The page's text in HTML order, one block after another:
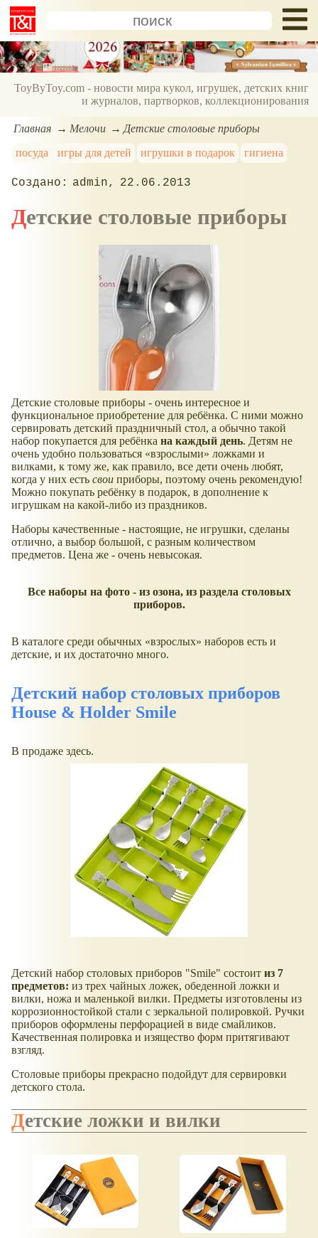
ToyByToy.com - новости мира кукол, игрушек, детских книг
и журналов, партворков, коллекционирования
Главная Мелочи
Детские столовые приборы
посуда
игры для детей игрушки в подарок гигиена
admin 22.06.2013
Детские столовые приборы
Детские столовые приборы - очень интересное и
функциональное приобретение для ребёнка. С ними можно
сервировать детский праздничный стол, а обычно такой
набор покупается для ребёнка на каждый день. Детям не
очень удобно пользоваться
взрослыми
ложками и
вилками, к тому же, как правило, все дети очень любят,
когда у них есть свои приборы, поэтому очень рекомендую!
Можно покупать ребёнку в подарок, в дополнение к
игрушкам на какой-либо из праздников.
Наборы качественные - настоящие, не игрушки, сделаны
отлично, а выбор большой, с разным количеством
предметов. Цена же - очень невысокая.
Все наборы на фото - из озона, из раздела столовых
приборов.
В каталоге среди обычных взрослых
наборов есть и
детские, и их достаточно много.
Детский набор столовых приборов
House & Holder Smile
В продаже здесь.
Детский набор столовых приборов "Smile" состоит из 7
предметов: из трех чайных ложек, обеденной ложки и
вилки, ножа и маленькой вилки. Предметы изготовлены из
коррозионностойкой стали с зеркальной полировкой. Ручки
приборов оформлены перфорацией в виде смайликов.
Качественная полировка и изящество форм притягивают
взгляд.
Столовые приборы прекрасно подойдут для сервировки
детского стола.
Детские ложки и вилки